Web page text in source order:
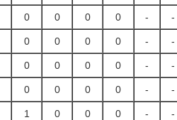
0 0 0 0 - -
0 0 0 0 - -
0 0 0 0 - -
0 0 0 0 - -
1 0 0 0 - -